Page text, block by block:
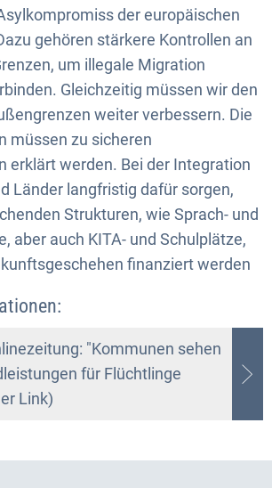
der europäischen
gehören stärkere Kontrollen an
um illegale Migration
Gleichzeitig müssen wir den
weiter verbessern. Die
müssen zu sicheren
erklärt werden. Bei der Integration
Länder langfristig dafür sorgen,
Strukturen, wie Sprach- und
aber auch KITA- und Schulplätze,
finanziert werden
"Kommunen sehen
für Flüchtlinge
Link)